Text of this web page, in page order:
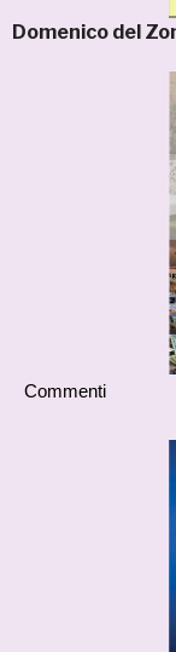
Domenico del
Commenti